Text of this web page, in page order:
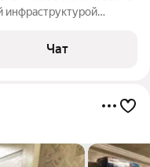
инфраструктурой
Чат